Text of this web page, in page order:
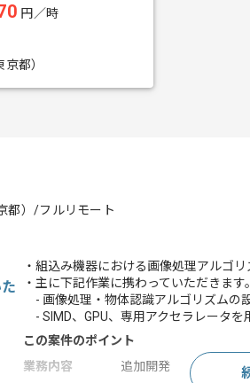
円／時
都）
都）/フルリモート
・組込み機器における画像処理アルゴ
・主に下記作業に携わっていただきます
- 画像処理・物体認識アルゴリズムの
- SIMD、GPU、専用アクセラレータを
この案件のポイント
業務内容
追加開発